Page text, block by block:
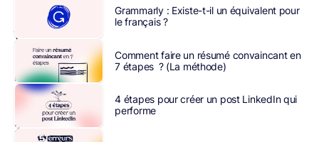
chaque
à
travers
le
monde
en
2022
Grammarly : Existe-t-il un équivalent pour
le français ?
Comment faire un résumé convaincant en
7 étapes ? (La méthode)
4 étapes pour créer un post LinkedIn qui
performe